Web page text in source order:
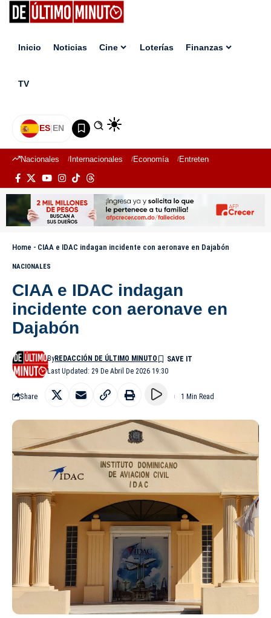
Inicio Noticias Cine Loterías Finanzas
TV
ES|EN
Nacionales Internacionales Economía Entretenimiento
Home - CIAA e IDAC indagan incidente con aeronave en Dajabón
NACIONALES
CIAA e IDAC indagan
incidente con aeronave en
Dajabón
Last Updated: 29 De Abril De 2026 19:30
ByREDACCIÓN DE ÚLTIMO MINUTO
Share 1 Min Read